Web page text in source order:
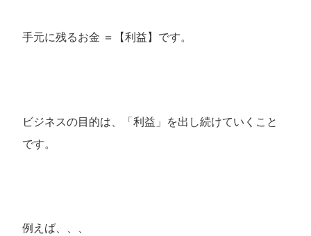
手元に残るお金 ＝【利益】です。
ビジネスの目的は、「利益」を出し続けていくこと
です。
例えば、、、